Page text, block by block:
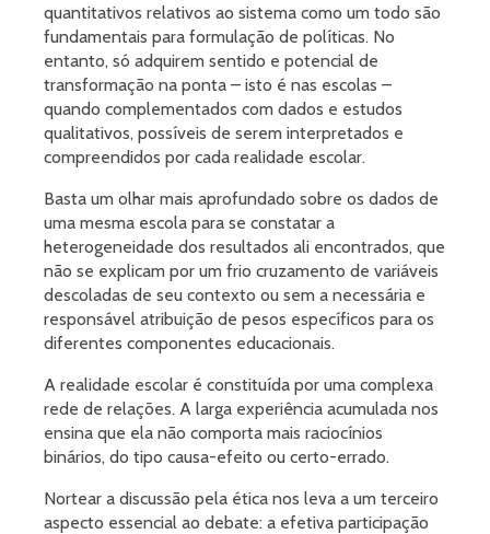
quantitativos relativos ao sistema como um todo são
fundamentais para formulação de políticas. No
entanto, só adquirem sentido e potencial de
transformação na ponta – isto é nas escolas –
quando complementados com dados e estudos
qualitativos, possíveis de serem interpretados e
compreendidos por cada realidade escolar.
Basta um olhar mais aprofundado sobre os dados de
uma mesma escola para se constatar a
heterogeneidade dos resultados ali encontrados, que
não se explicam por um frio cruzamento de variáveis
descoladas de seu contexto ou sem a necessária e
responsável atribuição de pesos específicos para os
diferentes componentes educacionais.
A realidade escolar é constituída por uma complexa
rede de relações. A larga experiência acumulada nos
ensina que ela não comporta mais raciocínios
binários, do tipo causa-efeito ou certo-errado.
Nortear a discussão pela ética nos leva a um terceiro
aspecto essencial ao debate: a efetiva participação